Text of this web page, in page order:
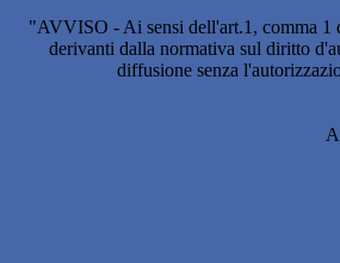
"AVVISO - Ai sensi dell'art.1, comma 1
derivanti dalla normativa sul diritto
diffusione senza